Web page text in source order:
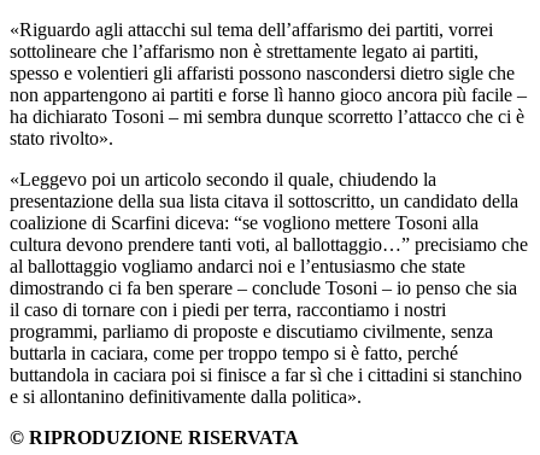
«Riguardo agli attacchi sul tema dell’affarismo dei partiti, vorrei
sottolineare che l’affarismo non è strettamente legato ai partiti,
spesso e volentieri gli affaristi possono nascondersi dietro sigle che
non appartengono ai partiti e forse lì hanno gioco ancora più facile –
ha dichiarato Tosoni – mi sembra dunque scorretto l’attacco che ci è
stato rivolto».
«Leggevo poi un articolo secondo il quale, chiudendo la
presentazione della sua lista citava il sottoscritto, un candidato della
coalizione di Scarfini diceva: “se vogliono mettere Tosoni alla
cultura devono prendere tanti voti, al ballottaggio…” precisiamo che
al ballottaggio vogliamo andarci noi e l’entusiasmo che state
dimostrando ci fa ben sperare – conclude Tosoni – io penso che sia
il caso di tornare con i piedi per terra, raccontiamo i nostri
programmi, parliamo di proposte e discutiamo civilmente, senza
buttarla in caciara, come per troppo tempo si è fatto, perché
buttandola in caciara poi si finisce a far sì che i cittadini si stanchino
e si allontanino definitivamente dalla politica».
© RIPRODUZIONE RISERVATA